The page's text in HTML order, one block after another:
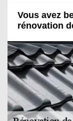
Vous avez
rénovation